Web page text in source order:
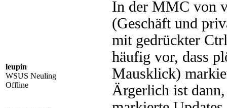
leupin
WSUS Neuling
Offline
In der MMC von
(Geschäft und
mit gedrückter
häufig vor, dass
Mausklick)
Ärgerlich ist